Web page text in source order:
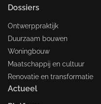
Dossiers
Ontwerppraktijk
Duurzaam bouwen
Woningbouw
Maatschappij en cultuur
Renovatie en transformatie
Actueel